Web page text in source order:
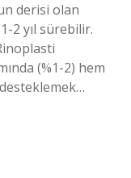
derisi olan
2 yıl sürebilir.
(%1-2) hem